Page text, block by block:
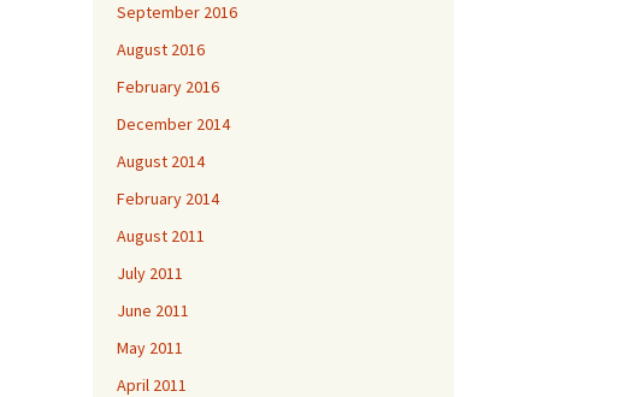
September 2016
August 2016
February 2016
December 2014
August 2014
February 2014
August 2011
July 2011
June 2011
May 2011
April 2011